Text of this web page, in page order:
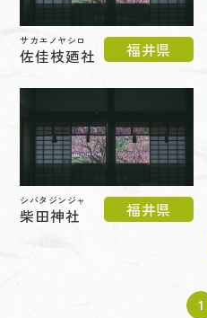
サカエノヤシロ
佐佳枝廼社 福井県
シバタジンジャ
柴田神社 福井県
1